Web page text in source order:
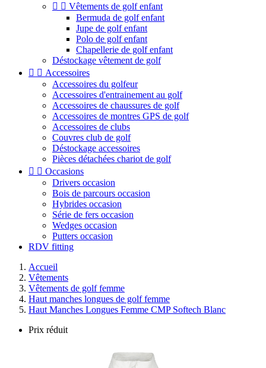
  Vêtements de golf enfant
Bermuda de golf enfant
Jupe de golf enfant
Polo de golf enfant
Chapellerie de golf enfant
Déstockage vêtement de golf
  Accessoires
Accessoires du golfeur
Accessoires d'entrainement au golf
Accessoires de chaussures de golf
Accessoires de montres GPS de golf
Accessoires de clubs
Couvres club de golf
Déstockage accessoires
Pièces détachées chariot de golf
  Occasions
Drivers occasion
Bois de parcours occasion
Hybrides occasion
Série de fers occasion
Wedges occasion
Putters occasion
RDV fitting
Accueil
Vêtements
Vêtements de golf femme
Haut manches longues de golf femme
Haut Manches Longues Femme CMP Softech Blanc
Prix réduit